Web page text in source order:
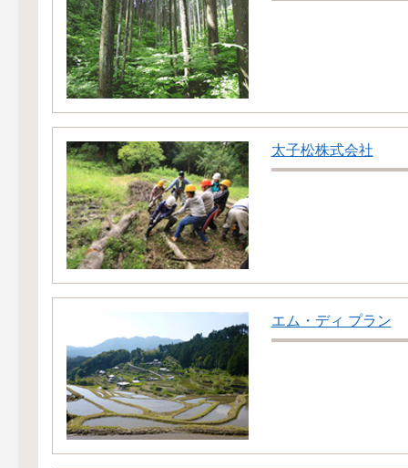
太子松株式会社
エム・ディ プラン